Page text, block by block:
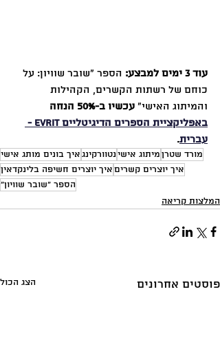
עוד 3 ימים למבצע:
הספר ״שובר שוויון: על
כוחם של רשתות הקשרים, הקהילות
והמיתוג האישי״ עכשיו ב-50% הנחה
באפליקציית הספרים הדיגיטליים evrit -
עברית.
מורד שטרןמיתוג אישינטוורקינגאיך בונים מותג אישי
איך יוצרים קשריםאיך יוצרים חשיפה בלינקדאין
הספר "שובר שוויון"
המלצות קריאה
פוסטים אחרונים הצג הכול